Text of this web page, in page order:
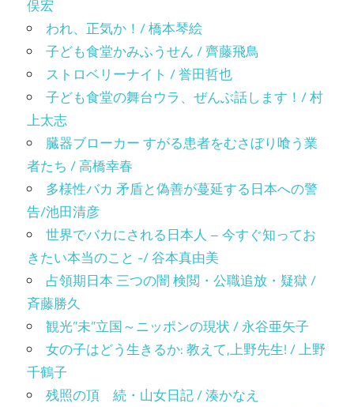
俣宏
われ、正気か！/ 橋本琴絵
子ども食堂かみふうせん / 齊藤飛鳥
ストロベリーナイト / 誉田哲也
子ども食堂の舞台ウラ、ぜんぶ話します！/ 村
上太志
臓器ブローカー すがる患者をむさぼり喰う業
者たち / 高橋幸春
多様性バカ 矛盾と偽善が蔓延する日本への警
告/池田清彦
世界でバカにされる日本人 – 今すぐ知ってお
きたい本当のこと -/ 谷本真由美
占領期日本 三つの闇 検閲・公職追放・疑獄 /
斉藤勝久
観光”未”立国～ニッポンの現状 / 永谷亜矢子
女の子はどう生きるか: 教えて,上野先生! / 上野
千鶴子
残照の頂 続・山女日記 / 湊かなえ